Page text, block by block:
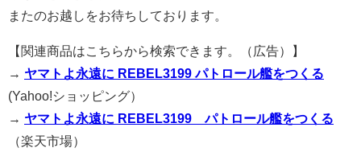
またのお越しをお待ちしております。
【関連商品はこちらから検索できます。（広告）】
→ ヤマトよ永遠に REBEL3199 パトロール艦をつくる
(Yahoo!ショッピング）
→ ヤマトよ永遠に REBEL3199 パトロール艦をつくる
（楽天市場）